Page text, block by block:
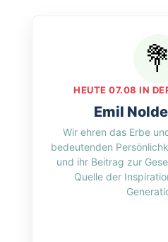
n
w
i
r
r
n
f
u
n
&
O
n
l
M
y
h
o
s
HEUTE 07.08 IN
Emil
Wir ehren das Erbe
bedeutenden
und ihr Beitrag zur
Quelle der